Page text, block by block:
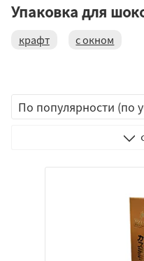
Упаковка для
Телескопическая
С крышкой
крафт с окном